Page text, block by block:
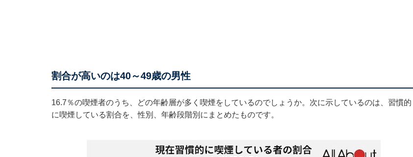
割合が高いのは40～49歳の男性
16.7％の喫煙者のうち、どの年齢層が多く喫煙をしているのでしょうか。次に示しているのは、習慣的
に喫煙している割合を、性別、年齢段階別にまとめたものです。